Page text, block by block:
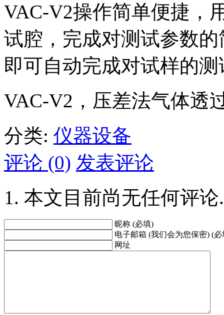
VAC-V2操作简单便捷，
试腔，完成对测试参数
即可自动完成对试样的测
VAC-V2，压差法气体透
分类: 仪器设备
评论 (0) 发表评论
本文目前尚无任何评论.
昵称 (必填)
电子邮箱 (我们会为您保密) (必
网址